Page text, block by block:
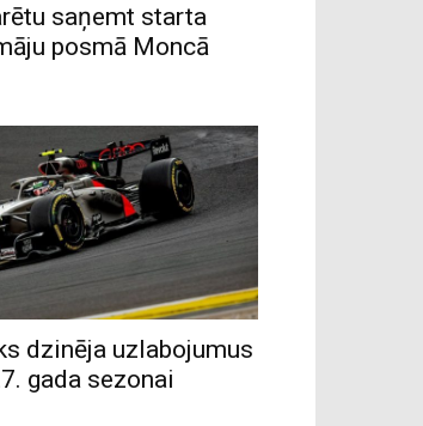
saņemt starta
posmā Moncā
dzinēja uzlabojumus
gada sezonai